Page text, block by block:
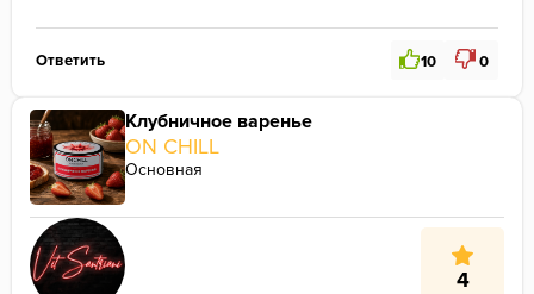
Забавный и не навязчивый аромат. В миксе не
пробовал, так как быстро в соло банку затрепал.
Ответить 10 0
Клубничное варенье
ON CHILL
Основная
4